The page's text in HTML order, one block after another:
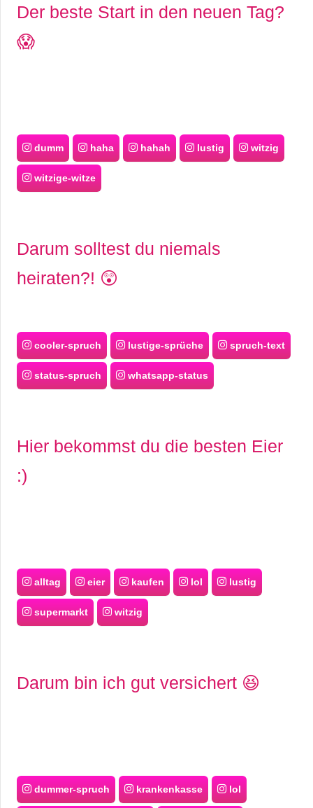
Der beste Start in den neuen Tag?
😱
dumm haha hahah lustig witzig
witzige-witze
Darum solltest du niemals
heiraten?! 😲
cooler-spruch lustige-sprüche spruch-text
status-spruch whatsapp-status
Hier bekommst du die besten Eier
:)
alltag eier kaufen lol lustig
supermarkt witzig
Darum bin ich gut versichert 😆
dummer-spruch krankenkasse lol